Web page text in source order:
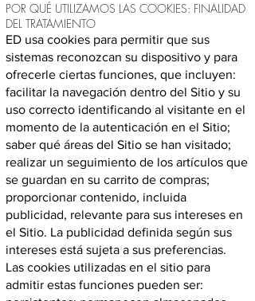
POR QUÉ UTILIZAMOS LAS COOKIES: FINALIDAD
DEL TRATAMIENTO
ED usa cookies para permitir que sus
sistemas reconozcan su dispositivo y para
ofrecerle ciertas funciones, que incluyen:
facilitar la navegación dentro del Sitio y su
uso correcto identificando al visitante en el
momento de la autenticación en el Sitio;
saber qué áreas del Sitio se han visitado;
realizar un seguimiento de los artículos que
se guardan en su carrito de compras;
proporcionar contenido, incluida
publicidad, relevante para sus intereses en
el Sitio. La publicidad definida según sus
intereses está sujeta a sus preferencias.
Las cookies utilizadas en el sitio para
admitir estas funciones pueden ser: